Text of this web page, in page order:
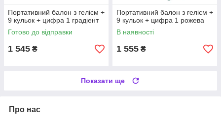
Портативний балон з гелієм +
9 кульок + цифра 1 градіент
Готово до відправки
1 545 ₴
Портативний балон з гелієм +
9 кульок + цифра 1 рожева
В наявності
1 555 ₴
Показати ще
Про нас